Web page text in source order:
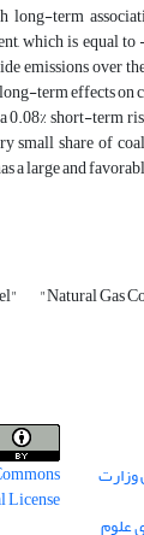
long-term
which is equal
emissions
term effects
0.08% short-
small share of
a large and
"Natural Gas
علوم